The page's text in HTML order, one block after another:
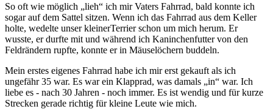
So oft wie möglich
lieh
ich mir Vaters Fahrrad, bald konnte ich
sogar auf dem Sattel sitzen. Wenn ich das Fahrrad aus dem Keller
holte, wedelte unser kleinerTerrier schon um mich herum. Er
wusste, er durfte mit und während ich Kaninchenfutter von den
Feldrändern rupfte, konnte er in Mäuselöchern buddeln.
Mein erstes eigenes Fahrrad habe ich mir erst gekauft als ich
ungefähr 35 war. Es war ein Klapprad, was damals
in
war. Ich
liebe es - nach 30 Jahren - noch immer. Es ist wendig und für kurze
Strecken gerade richtig für kleine Leute wie mich.